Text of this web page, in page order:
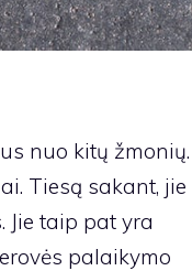
nuo kitų žmonių.
Tiesą sakant, jie
taip pat yra
palaikymo